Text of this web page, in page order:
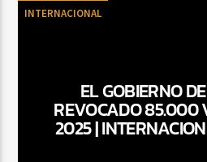
INTERNACIONAL
EL GOBIERNO
REVOCADO 85.000
2025 |